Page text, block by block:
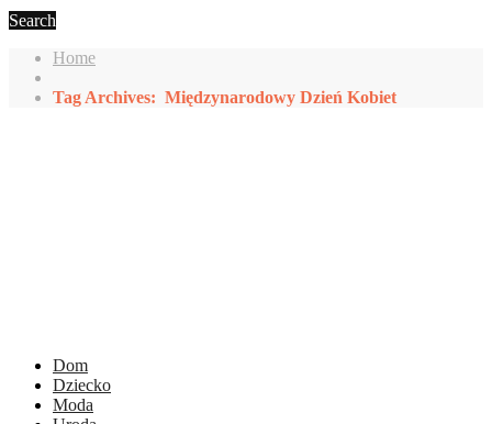
Search
Home
Tag Archives: Międzynarodowy Dzień Kobiet
Dom
Dziecko
Moda